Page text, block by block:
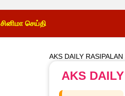
சினிமா செய்தி
AKS DAILY RASIPALAN
AKS